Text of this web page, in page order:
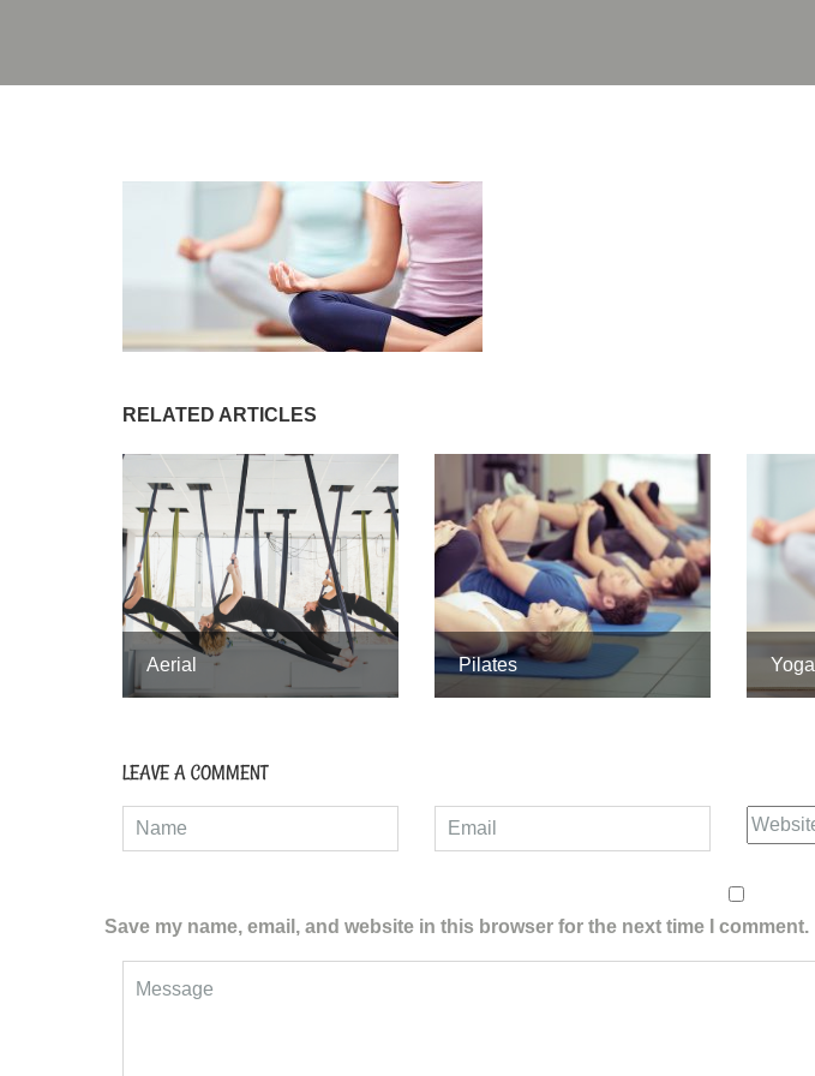
RELATED ARTICLES
Aerial Pilates Yoga
LEAVE A COMMENT
Save my name, email, and website in this browser for the next time I comment.